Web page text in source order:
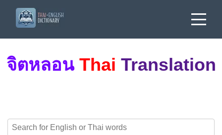
จิตหลอน Thai Translation